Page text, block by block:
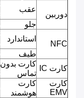
دوربین
عقب
جلو
NFC
استاندارد
طیف
کارت IC
کارت بدون
تماس
کارت
EMV
کارت
هوشمند